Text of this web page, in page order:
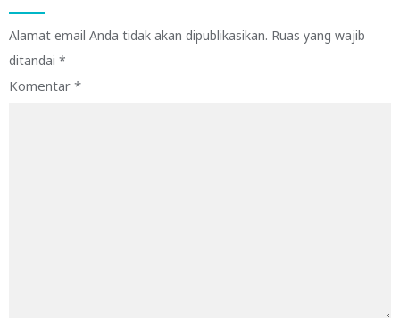
Alamat email Anda tidak akan dipublikasikan. Ruas yang wajib
ditandai *
Komentar *